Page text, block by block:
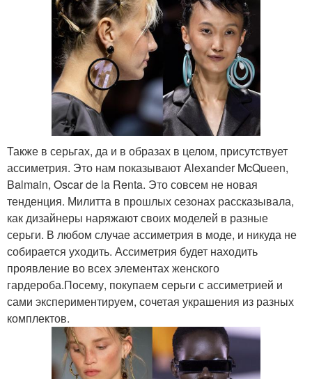
Также в серьгах, да и в образах в целом, присутствует
ассиметрия. Это нам показывают Alexander McQueen,
Balmain, Oscar de la Renta. Это совсем не новая
тенденция. Милитта в прошлых сезонах рассказывала,
как дизайнеры наряжают своих моделей в разные
серьги. В любом случае ассиметрия в моде, и никуда не
собирается уходить. Ассиметрия будет находить
проявление во всех элементах женского
гардероба.Посему, покупаем серьги с ассиметрией и
сами экспериментируем, сочетая украшения из разных
комплектов.